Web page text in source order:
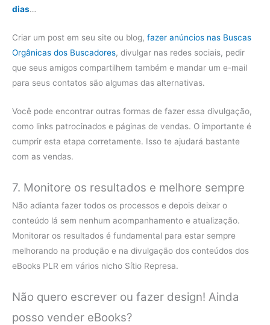
dias…
Criar um post em seu site ou blog, fazer anúncios nas Buscas
Orgânicas dos Buscadores, divulgar nas redes sociais, pedir
que seus amigos compartilhem também e mandar um e-mail
para seus contatos são algumas das alternativas.
Você pode encontrar outras formas de fazer essa divulgação,
como links patrocinados e páginas de vendas. O importante é
cumprir esta etapa corretamente. Isso te ajudará bastante
com as vendas.
7. Monitore os resultados e melhore sempre
Não adianta fazer todos os processos e depois deixar o
conteúdo lá sem nenhum acompanhamento e atualização.
Monitorar os resultados é fundamental para estar sempre
melhorando na produção e na divulgação dos conteúdos dos
eBooks PLR em vários nicho Sítio Represa.
Não quero escrever ou fazer design! Ainda
posso vender eBooks?